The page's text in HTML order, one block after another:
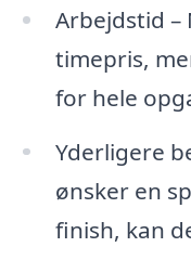
Arbejdstid
timepris,
for hele
Yderligere
ønsker en
finish, kan